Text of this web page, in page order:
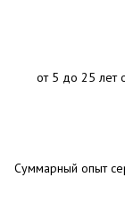
от 5 до 25 лет
Суммарный опыт